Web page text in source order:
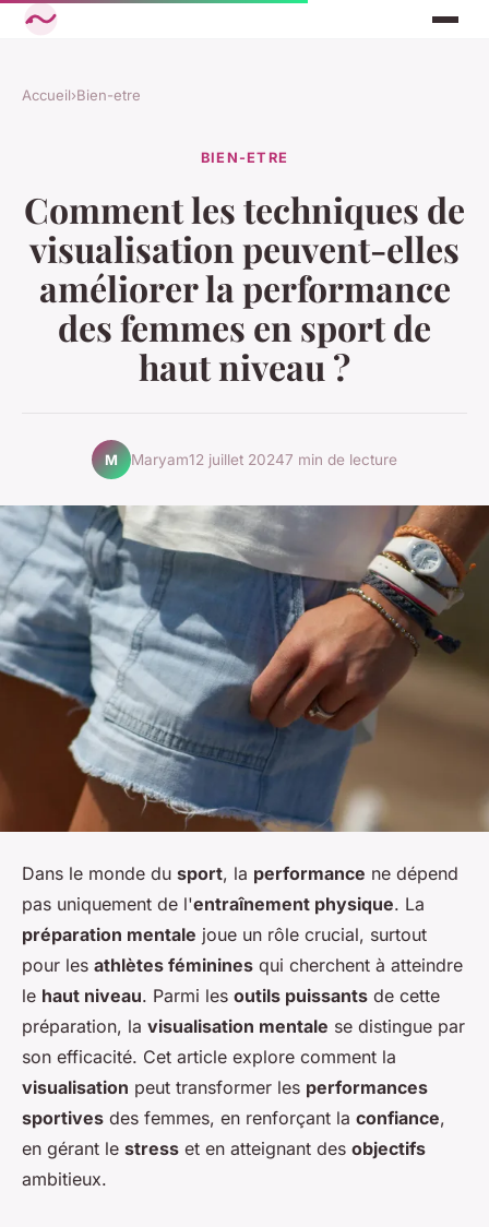
Accueil›Bien-etre
BIEN-ETRE
Comment les techniques de
visualisation peuvent-elles
améliorer la performance
des femmes en sport de
haut niveau ?
M Maryam12 juillet 20247 min de lecture
Dans le monde du sport, la performance ne dépend
pas uniquement de l'entraînement physique. La
préparation mentale joue un rôle crucial, surtout
pour les athlètes féminines qui cherchent à atteindre
le haut niveau. Parmi les outils puissants de cette
préparation, la visualisation mentale se distingue par
son efficacité. Cet article explore comment la
visualisation peut transformer les performances
sportives des femmes, en renforçant la confiance,
en gérant le stress et en atteignant des objectifs
ambitieux.